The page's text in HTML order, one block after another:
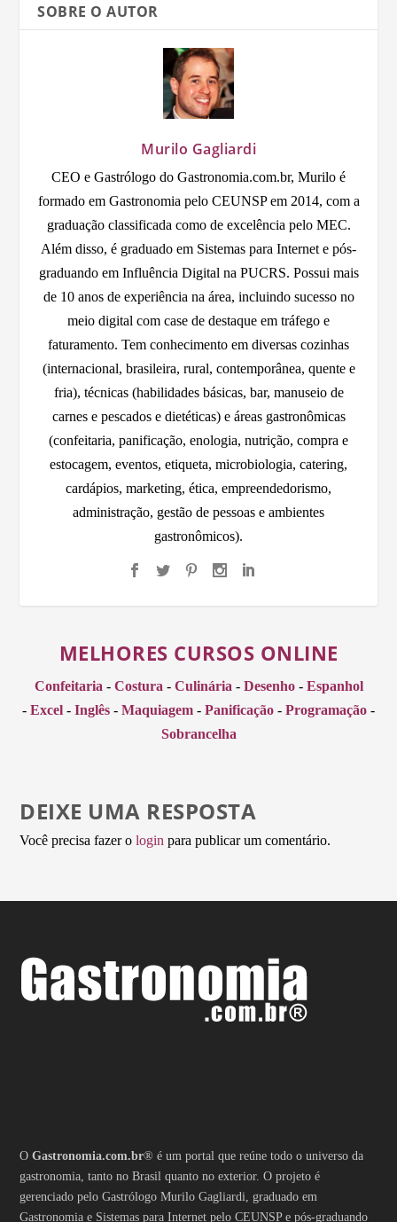
SOBRE O AUTOR
Murilo Gagliardi
CEO e Gastrólogo do Gastronomia.com.br, Murilo é
formado em Gastronomia pelo CEUNSP em 2014, com a
graduação classificada como de excelência pelo MEC.
Além disso, é graduado em Sistemas para Internet e pós-
graduando em Influência Digital na PUCRS. Possui mais
de 10 anos de experiência na área, incluindo sucesso no
meio digital com case de destaque em tráfego e
faturamento. Tem conhecimento em diversas cozinhas
(internacional, brasileira, rural, contemporânea, quente e
fria), técnicas (habilidades básicas, bar, manuseio de
carnes e pescados e dietéticas) e áreas gastronômicas
(confeitaria, panificação, enologia, nutrição, compra e
estocagem, eventos, etiqueta, microbiologia, catering,
cardápios, marketing, ética, empreendedorismo,
administração, gestão de pessoas e ambientes
gastronômicos).
MELHORES CURSOS ONLINE
Confeitaria - Costura - Culinária - Desenho- Espanhol
- Excel - Inglês - Maquiagem - Panificação - Programação -
Sobrancelha
DEIXE UMA RESPOSTA
Você precisa fazer ologin para publicar um comentário.
OGastronomia.com.br® é um portal que reúne todo o universo da
gastronomia, tanto no Brasil quanto no exterior. O projeto é
gerenciado pelo Gastrólogo Murilo Gagliardi, graduado em
Gastronomia e Sistemas para Internet pelo CEUNSP e pós-graduando